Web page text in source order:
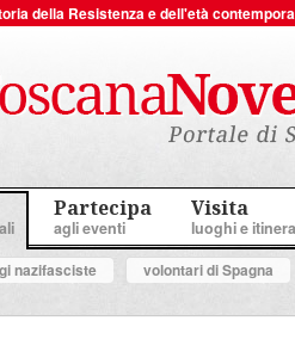
della Resistenza e dell'età
Partecipa
agli eventi
Visita
luoghi e
nazifasciste volontari di Spagna